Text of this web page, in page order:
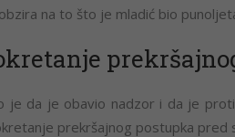
na to što je mladić bio
je da je obavio nadzor i da je
prekršajnog postupka pred